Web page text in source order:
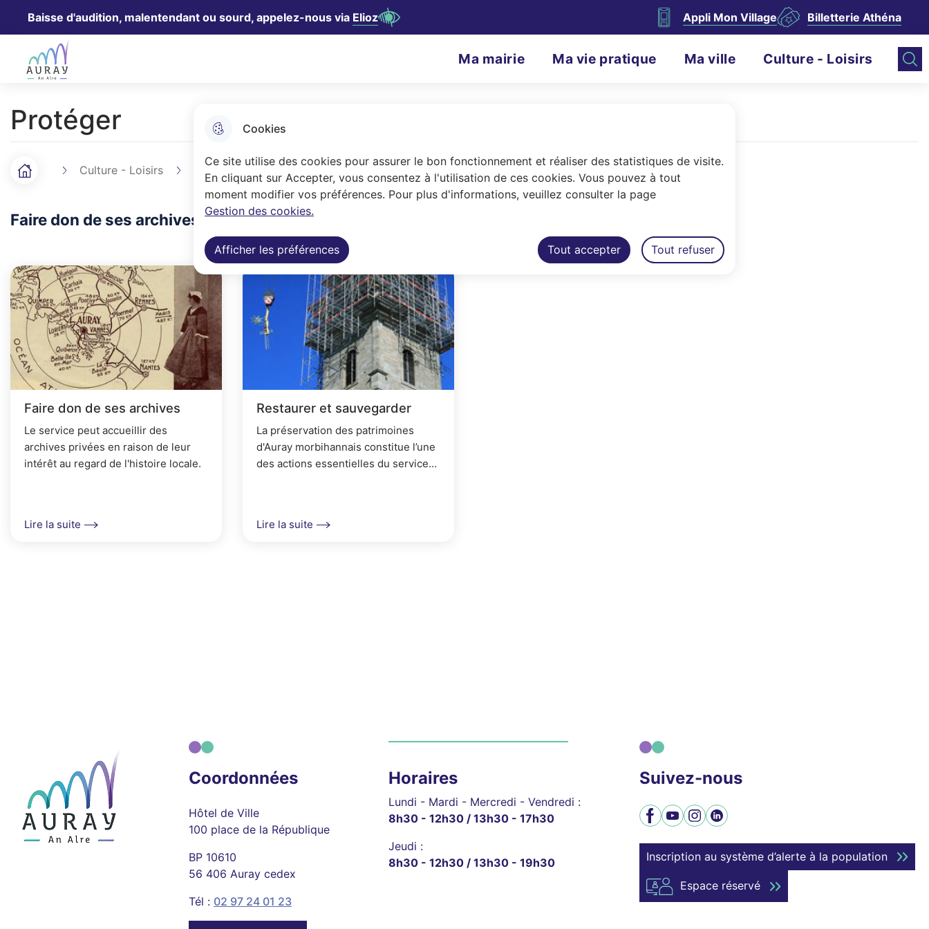
Cookies
Ce site utilise des cookies pour assurer le bon fonctionnement et réaliser des statistiques de visite.
En cliquant sur Accepter, vous consentez à l'utilisation de ces cookies. Vous pouvez à tout
moment modifier vos préférences. Pour plus d'informations, veuillez consulter la page
Gestion des cookies.
Afficher les préférences Tout accepter Tout refuser
Aller au contenu principal
Baisse d'audition, malentendant ou sourd, appelez-nous via Elioz Appli Mon Village Billetterie Athéna
Ville Auray Menu principal
N
g
a
t
n
p
r
i
n
Ma mairie Ma vie pratique Ma ville Culture - Loisirs
Protéger
F
i
d
'
A
r
i
a
Accueil Culture - Loisirs Archives et Patrimoine Protéger
Faire don de ses archives, restaurer et sauvegarder le Patrimoine
Faire don de ses archives
Le service peut accueillir des
archives privées en raison de leur
intérêt au regard de l'histoire locale.
Lire la suite
Restaurer et sauvegarder
La préservation des patrimoines
d'Auray morbihannais constitue l’une
des actions essentielles du service
Lire la suite
Coordonnées
Hôtel de Ville
100 place de la République
BP 10610
56 406 Auray cedex
Tél : 02 97 24 01 23
Horaires
Lundi - Mardi - Mercredi - Vendredi :
8h30 - 12h30 / 13h30 - 17h30
Jeudi :
8h30 - 12h30 / 13h30 - 19h30
Suivez-nous
Facebook
YouTubeInstagram
LinkedIn
Inscription au système d’alerte à la population
Espace réservé